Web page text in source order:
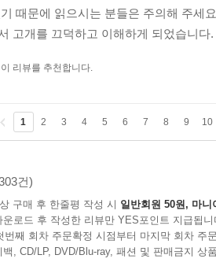
때문에 읽으시는 분들은 주의해 주세
고개를 끄덕하고 이해하게 되었습니
리뷰를 추천합니다.
1 2 3 4 5 6 7 8 9 10
건)
구매 후 한줄평 작성 시 일반회원 50원, 마니
운로드 후 작성한 리뷰만 YES포인트 지급됩니
번째 회차 주문확정 시점부터 마지막 회차 주
백, CD/LP, DVD/Blu-ray, 패션 및 판매금지 상